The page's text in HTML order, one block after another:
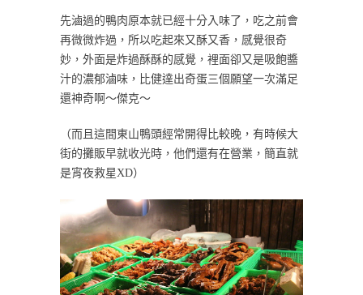
先滷過的鴨肉原本就已經十分入味了，吃之前會
再微微炸過，所以吃起來又酥又香，感覺很奇
妙，外面是炸過酥酥的感覺，裡面卻又是吸飽醬
汁的濃郁滷味，比健達出奇蛋三個願望一次滿足
還神奇啊～傑克～
（而且這間東山鴨頭經常開得比較晚，有時候大
街的攤販早就收光時，他們還有在營業，簡直就
是宵夜救星XD）